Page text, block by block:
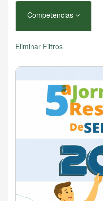
Competencias
Eliminar Filtros